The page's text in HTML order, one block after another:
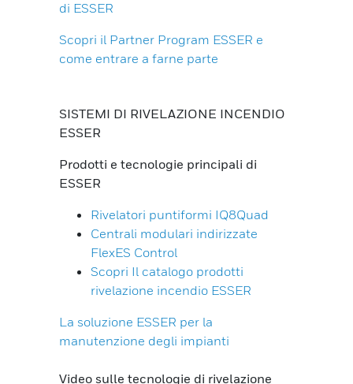
di ESSER
Scopri il Partner Program ESSER e
come entrare a farne parte
SISTEMI DI RIVELAZIONE INCENDIO
ESSER
Prodotti e tecnologie principali di
ESSER
Rivelatori puntiformi IQ8Quad
Centrali modulari indirizzate
FlexES Control
Scopri Il catalogo prodotti
rivelazione incendio ESSER
La soluzione ESSER per la
manutenzione degli impianti
Video sulle tecnologie di rivelazione